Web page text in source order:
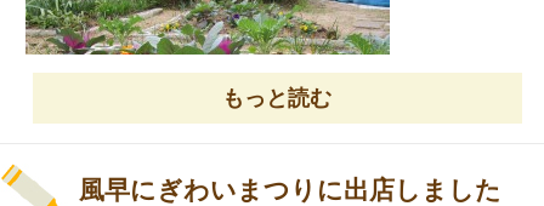
正岡小学校の皆さん、本当に
ありがとうございました。
もっと読む
風早にぎわいまつりに出店しました